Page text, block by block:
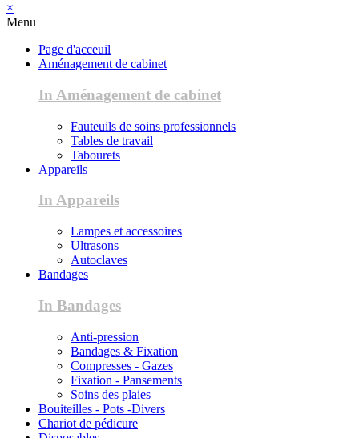
×
Menu
Page d'acceuil
Aménagement de cabinet
In Aménagement de cabinet
Fauteuils de soins professionnels
Tables de travail
Tabourets
Appareils
In Appareils
Lampes et accessoires
Ultrasons
Autoclaves
Bandages
In Bandages
Anti-pression
Bandages & Fixation
Compresses - Gazes
Fixation - Pansements
Soins des plaies
Bouiteilles - Pots -Divers
Chariot de pédicure